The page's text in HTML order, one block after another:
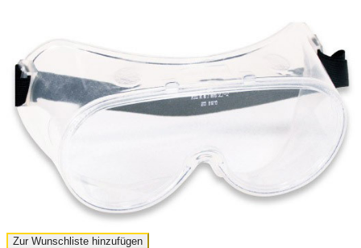
Zur Wunschliste hinzufügen